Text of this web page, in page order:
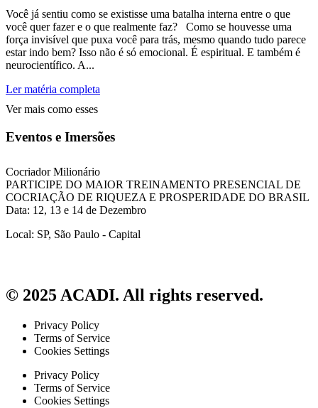
Você já sentiu como se existisse uma batalha interna entre o que
você quer fazer e o que realmente faz? Como se houvesse uma
força invisível que puxa você para trás, mesmo quando tudo parece
estar indo bem? Isso não é só emocional. É espiritual. E também é
neurocientífico. A...
Ler matéria completa
Ver mais como esses
Eventos e Imersões
Cocriador Milionário
PARTICIPE DO MAIOR TREINAMENTO PRESENCIAL DE
COCRIAÇÃO DE RIQUEZA E PROSPERIDADE DO BRASIL
Data: 12, 13 e 14 de Dezembro
Local: SP, São Paulo - Capital
© 2025 ACADI. All rights reserved.
Privacy Policy
Terms of Service
Cookies Settings
Privacy Policy
Terms of Service
Cookies Settings